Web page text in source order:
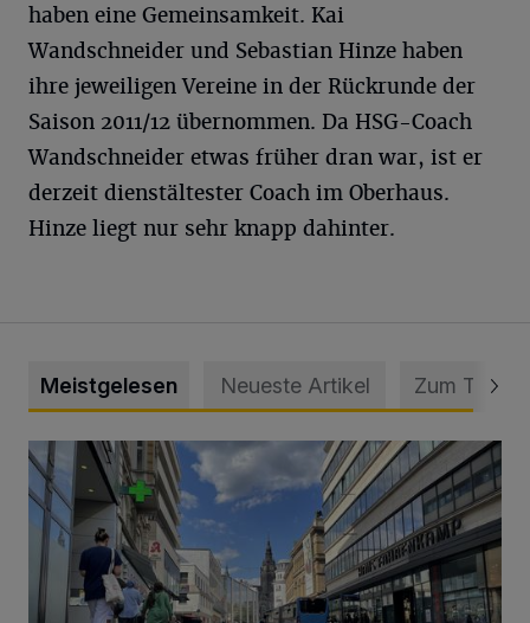
haben eine Gemeinsamkeit. Kai
Wandschneider und Sebastian Hinze haben
ihre jeweiligen Vereine in der Rückrunde der
Saison 2011/12 übernommen. Da HSG-Coach
Wandschneider etwas früher dran war, ist er
derzeit dienstältester Coach im Oberhaus.
Hinze liegt nur sehr knapp dahinter.
Meistgelesen Neueste Artikel Zum Thema
Ein Unzustand und Skandal